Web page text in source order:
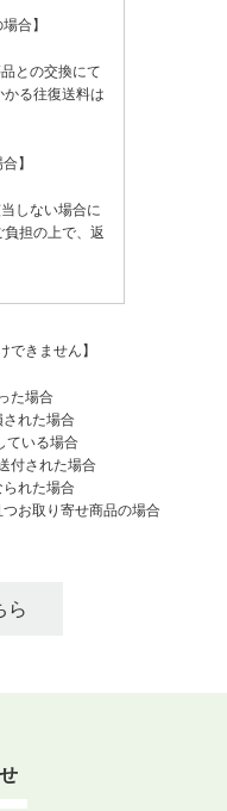
合】
との交換にて
かる往復送料は
】
しない場合に
担の上で、返
できません】
た場合
れた場合
ている場合
付された場合
れた場合
お取り寄せ商品の場合
ら